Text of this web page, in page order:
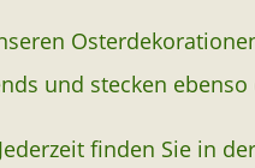
und stecken
finden Sie in